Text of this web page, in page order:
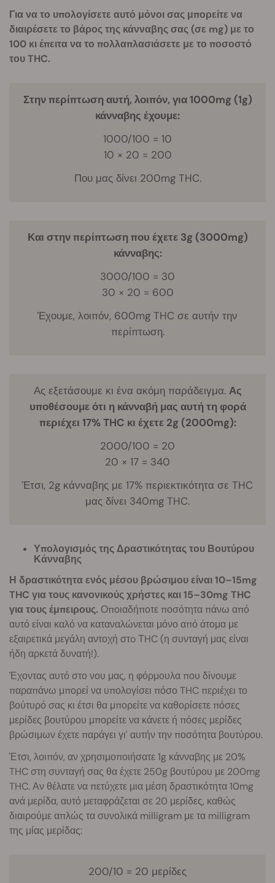
Για να το υπολογίσετε αυτό μόνοι σας μπορείτε να
διαιρέσετε το βάρος της κάνναβης σας (σε mg) με το
100 κι έπειτα να το πολλαπλασιάσετε με το ποσοστό
του THC.
Στην περίπτωση αυτή, λοιπόν, για 1000mg (1g)
κάνναβης έχουμε:
1000/100 = 10
10 × 20 = 200
Που μας δίνει 200mg THC.
Και στην περίπτωση που έχετε 3g (3000mg)
κάνναβης:
3000/100 = 30
30 × 20 = 600
Έχουμε, λοιπόν, 600mg THC σε αυτήν την
περίπτωση.
Ας εξετάσουμε κι ένα ακόμη παράδειγμα. Ας
υποθέσουμε ότι η κάνναβή μας αυτή τη φορά
περιέχει 17% THC κι έχετε 2g (2000mg):
2000/100 = 20
20 × 17 = 340
Έτσι, 2g κάνναβης με 17% περιεκτικότητα σε THC
μας δίνει 340mg THC.
Υπολογισμός της Δραστικότητας του Βουτύρου
Κάνναβης
Η δραστικότητα ενός μέσου βρώσιμου είναι 10–15mg
THC για τους κανονικούς χρήστες και 15–30mg THC
για τους έμπειρους. Οποιαδήποτε ποσότητα πάνω από
αυτό είναι καλό να καταναλώνεται μόνο από άτομα με
εξαιρετικά μεγάλη αντοχή στo ΤHC (η συνταγή μας είναι
ήδη αρκετά δυνατή!).
Έχοντας αυτό στο νου μας, η φόρμουλα που δίνουμε
παραπάνω μπορεί να υπολογίσει πόσο THC περιέχει το
βούτυρό σας κι έτσι θα μπορείτε να καθορίσετε πόσες
μερίδες βουτύρου μπορείτε να κάνετε ή πόσες μερίδες
βρώσιμων έχετε παράγει γι' αυτήν την ποσότητα βουτύρου.
Έτσι, λοιπόν, αν χρησιμοποιήσατε 1g κάνναβης με 20%
THC στη συνταγή σας θα έχετε 250g βουτύρου με 200mg
THC. Αν θέλατε να πετύχετε μια μέση δραστικότητα 10mg
ανά μερίδα, αυτό μεταφράζεται σε 20 μερίδες, καθώς
διαιρούμε απλώς τα συνολικά milligram με τα milligram
της μίας μερίδας:
200/10 = 20 μερίδες